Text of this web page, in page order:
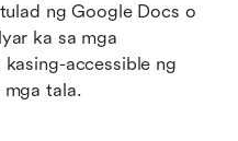
ng Google Docs o
ka sa mga
accessible ng
mga tala.